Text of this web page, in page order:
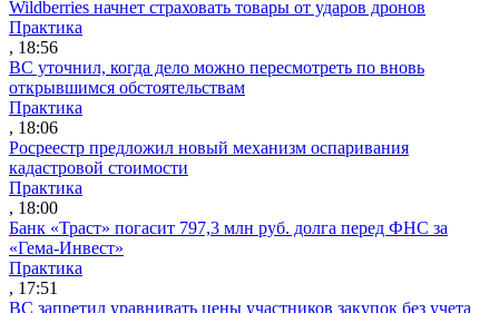
Wildberries начнет страховать товары от ударов дронов
Практика
, 18:56
ВС уточнил, когда дело можно пересмотреть по вновь
открывшимся обстоятельствам
Практика
, 18:06
Росреестр предложил новый механизм оспаривания
кадастровой стоимости
Практика
, 18:00
Банк «Траст» погасит 797,3 млн руб. долга перед ФНС за
«Гема-Инвест»
Практика
, 17:51
ВС запретил уравнивать цены участников закупок без учета